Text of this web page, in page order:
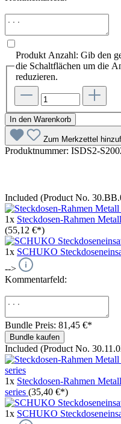
Produkt Anzahl: Gib den
die Schaltflächen um die
reduzieren.
In den Warenkorb
Zum Merkzettel
Produktnummer: ISDS2-
Included (Product No.
1x Steckdosen-Rahmen
(55,12 €*)
1x SCHUKO
-->
Kommentarfeld:
Bundle Preis: 81,45 €*
Bundle kaufen
Included (Product No.
1x Steckdosen-Rahmen
series (35,40 €*)
1x SCHUKO